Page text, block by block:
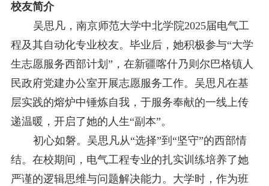
校友简介
吴思凡，南京师范大学中北学院2025届电气工
程及其自动化专业校友。毕业后， 她积极参与“大学
生志愿服务西部计划 ”，在新疆喀什乃则尔巴格镇人
民政府党建办公室开展志愿服务工作。吴思凡在基
层实践的熔炉中锤炼自我，于服务奉献的一线上传
递温暖，开启了她的人生“副本”。
初心如磐。 吴思凡从“选择”到“坚守”的西部情
结。在校期间，电气工程专业的扎实训练培养了她
严谨的逻辑思维与问题解决能力。大学时，作为班